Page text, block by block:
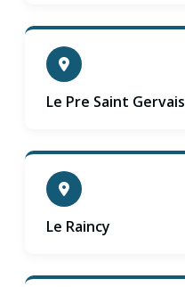
Le Pre Saint Gervais
Le Raincy